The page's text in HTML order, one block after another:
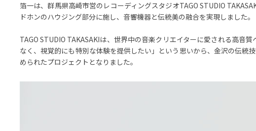
箔一は、群馬県高崎市営のレコーディングスタジオTAGO STUDIO
ドホンのハウジング部分に施し、音響機器と伝統美の融合を実現しました。
TAGO STUDIO TAKASAKIは、世界中の音楽クリエイターに愛される高音
なく、視覚的にも特別な体験を提供したい」という思いから、金沢の伝統
められたプロジェクトとなりました。